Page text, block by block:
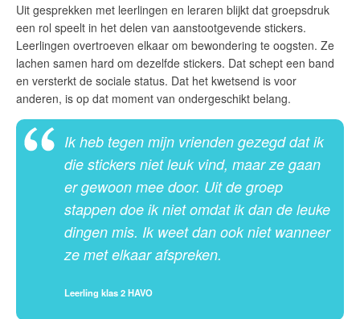
Uit gesprekken met leerlingen en leraren blijkt dat groepsdruk
een rol speelt in het delen van aanstootgevende stickers.
Leerlingen overtroeven elkaar om bewondering te oogsten. Ze
lachen samen hard om dezelfde stickers. Dat schept een band
en versterkt de sociale status. Dat het kwetsend is voor
anderen, is op dat moment van ondergeschikt belang.
Ik heb tegen mijn vrienden gezegd dat ik
die stickers niet leuk vind, maar ze gaan
er gewoon mee door. Uit de groep
stappen doe ik niet omdat ik dan de leuke
dingen mis. Ik weet dan ook niet wanneer
ze met elkaar afspreken.
Leerling klas 2 HAVO